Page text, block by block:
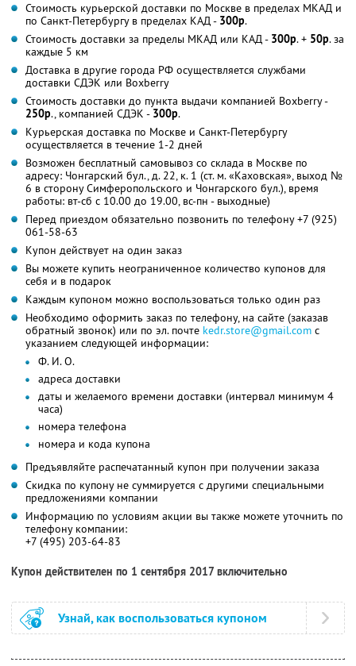
Стоимость курьерской доставки по Москве в пределах МКАД и
по Санкт-Петербургу в пределах КАД - 300р.
Стоимость доставки за пределы МКАД или КАД - 300р. + 50р. за
каждые 5 км
Доставка в другие города РФ осуществляется службами
доставки СДЭК или Boxberry
Стоимость доставки до пункта выдачи компанией Boxberry -
250р., компанией СДЭК - 300р.
Курьерская доставка по Москве и Санкт-Петербургу
осуществляется в течение 1-2 дней
Возможен бесплатный самовывоз со склада в Москве по
адресу: Чонгарский бул., д. 22, к. 1 (ст. м. «Каховская», выход №
6 в сторону Симферопольского и Чонгарского бул.), время
работы: вт-сб с 10.00 до 19.00, вс-пн - выходные)
Перед приездом обязательно позвонить по телефону +7 (925)
061-58-63
Купон действует на один заказ
Вы можете купить неограниченное количество купонов для
себя и в подарок
Каждым купоном можно воспользоваться только один раз
Необходимо оформить заказ по телефону, на сайте (заказав
обратный звонок) или по эл. почте kedr.store@gmail.com с
указанием следующей информации:
Ф. И. О.
адреса доставки
даты и желаемого времени доставки (интервал минимум 4
часа)
номера телефона
номера и кода купона
Предъявляйте распечатанный купон при получении заказа
Скидка по купону не суммируется с другими специальными
предложениями компании
Информацию по условиям акции вы также можете уточнить по
телефону компании:
+7 (495) 203-64-83
Купон действителен по 1 сентября 2017 включительно
Узнай, как воспользоваться купоном